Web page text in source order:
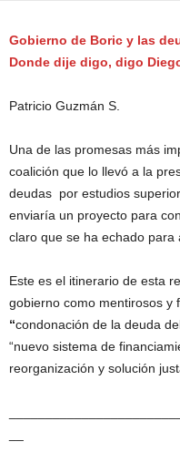
Gobierno de Boric y las
Donde dije digo, digo
Patricio Guzmán S.
Una de las promesas más
coalición que lo llevó a la
deudas por estudios
enviaría un proyecto para
claro que se ha echado para
Este es el itinerario de esta
gobierno como mentirosos y
“condonación de la deuda
“nuevo sistema de
reorganización y solución